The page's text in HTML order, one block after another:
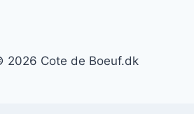
2026 Cote de Boeuf.dk